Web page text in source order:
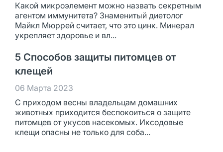
Какой микроэлемент можно назвать секретным
агентом иммунитета? Знаменитый диетолог
Майкл Мюррей считает, что это цинк. Минерал
укрепляет здоровье и вл...
5 Способов защиты питомцев от
клещей
06 Марта 2023
С приходом весны владельцам домашних
животных приходится беспокоиться о защите
питомцев от укусов насекомых. Иксодовые
клещи опасны не только для соба...